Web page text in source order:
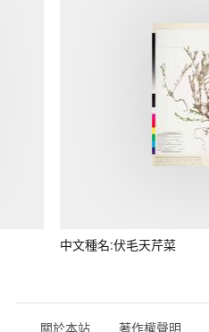
中文種名:伏毛天芹菜
關於本站 著作權聲明